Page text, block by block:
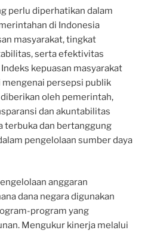
perlu diperhatikan dalam
di Indonesia
masyarakat, tingkat
serta efektivitas
kepuasan masyarakat
persepsi publik
oleh pemerintah,
dan akuntabilitas
terbuka dan bertanggung
pengelolaan sumber daya
anggaran
dana negara digunakan
program yang
Mengukur kinerja melalui